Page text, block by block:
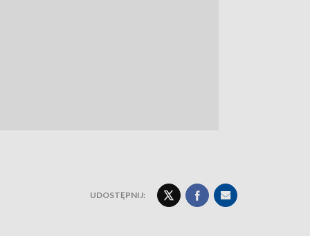
UDOSTĘPNIJ: